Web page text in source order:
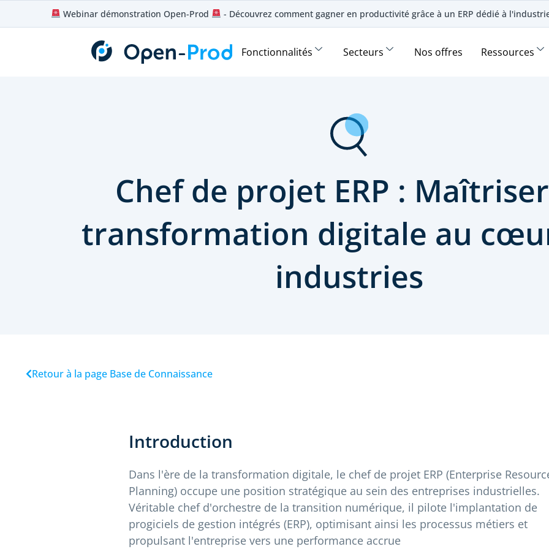
Webinar démonstration Open-Prod - Découvrez comment gagner en productivité grâce à un ERP dédié à
Fonctionnalités Secteurs Nos offres Ressources
Chef de projet ERP :
transformation digitale au
industries
Retour à la page Base de Connaissance
Introduction
Dans l'ère de la transformation digitale, le chef de projet ERP (Enterprise
Planning) occupe une position stratégique au sein des entreprises industrielles.
Véritable chef d'orchestre de la transition numérique, il pilote l'implantation de
progiciels de gestion intégrés (ERP), optimisant ainsi les processus métiers et
propulsant l'entreprise vers une performance accrue